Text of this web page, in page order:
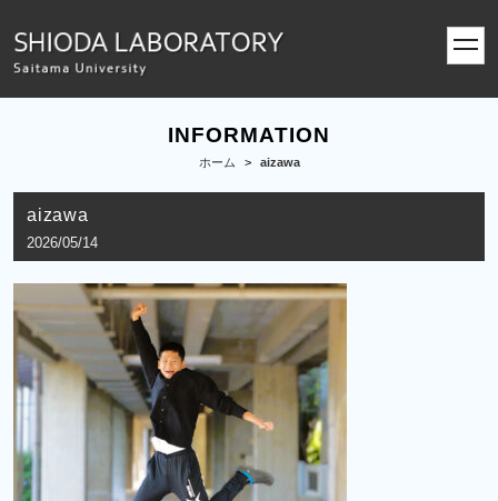
toggle
INFORMATION
ホーム > aizawa
aizawa
2026/05/14